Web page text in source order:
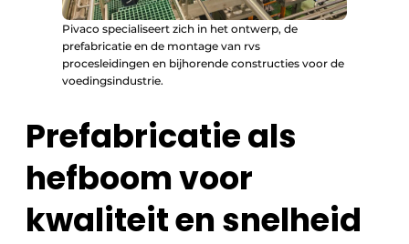
Pivaco specialiseert zich in het ontwerp, de
prefabricatie en de montage van rvs
procesleidingen en bijhorende constructies voor de
voedingsindustrie.
Prefabricatie als
hefboom voor
kwaliteit en snelheid